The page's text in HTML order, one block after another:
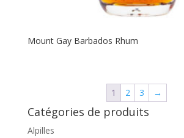
Mount Gay Barbados Rhum
1 2 3 →
Catégories de produits
Alpilles